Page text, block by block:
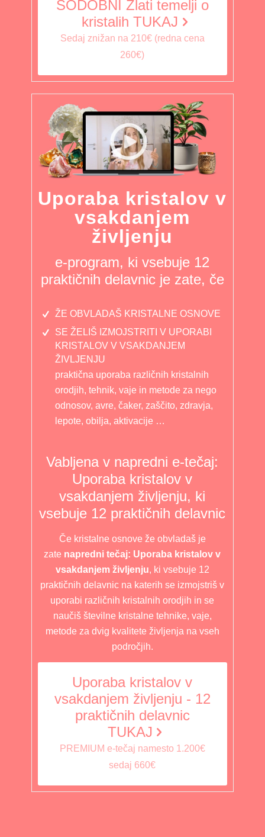
SODOBNI Zlati temelji o
kristalih TUKAJ
Sedaj znižan na 210€ (redna cena
260€)
Uporaba kristalov v
vsakdanjem
življenju
e-program, ki vsebuje 12
praktičnih delavnic je zate, če
ŽE OBVLADAŠ KRISTALNE OSNOVE
SE ŽELIŠ IZMOJSTRITI V UPORABI
KRISTALOV V VSAKDANJEM
ŽIVLJENJU
praktična uporaba različnih kristalnih
orodjih, tehnik, vaje in metode za nego
odnosov, avre, čaker, zaščito, zdravja,
lepote, obilja, aktivacije …
Vabljena v napredni e-tečaj:
Uporaba kristalov v
vsakdanjem življenju, ki
vsebuje 12 praktičnih delavnic
Če kristalne osnove že obvladaš je
zate napredni tečaj: Uporaba kristalov v
vsakdanjem življenju, ki vsebuje 12
praktičnih delavnic na katerih se izmojstriš v
uporabi različnih kristalnih orodjih in se
naučiš številne kristalne tehnike, vaje,
metode za dvig kvalitete življenja na vseh
področjih.
Uporaba kristalov v
vsakdanjem življenju - 12
praktičnih delavnic
TUKAJ
PREMIUM e-tečaj namesto 1.200€
sedaj 660€